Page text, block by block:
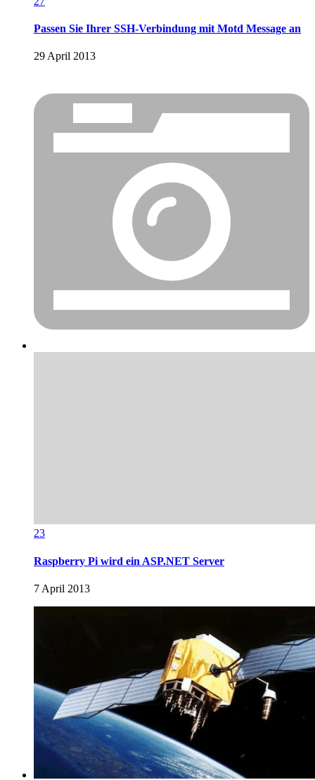
Passen Sie Ihrer SSH-Verbindung mit Motd Message an
29 April 2013
23
Raspberry Pi wird ein ASP.NET Server
7 April 2013